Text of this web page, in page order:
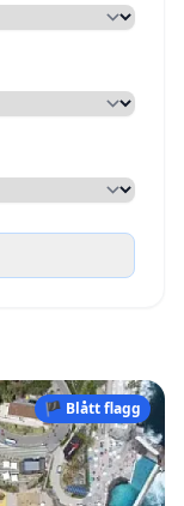
🏴 Blått flagg